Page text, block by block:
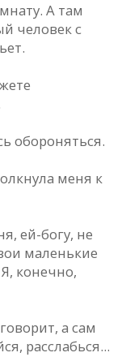
А там
человек с
обороняться.
меня к
ей-богу, не
маленькие
конечно,
а сам
расслабься...